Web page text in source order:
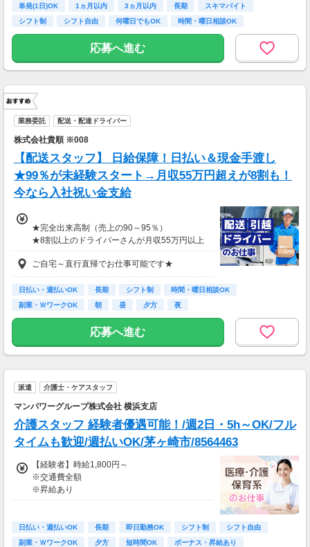
月収15万円～25万円
■主婦Cさん（月100時間程度）
月収20万円以上
現在活躍中のライバーの多くは会社員や主婦の
方。
本業や家庭と両立しながら副業として活動され
ています。
通勤時間ゼロだから、本業やプライベートとの
両立もラクラク♪
単発(1日)OK 1ヵ月以内 3ヵ月以内 長期
スキマバイト
シフト制
シフト自由 何曜日でもOK 時間・曜日相談OK
応募へ進む
業務委託 配送・配達ドライバー
株式会社貴順 ※008
【配送スタッフ】 日給保障！日払い＆現金手渡し
★99％が未経験スタート→月収55万円超えが8割も！
今なら入社祝い金支給
★完全出来高制（売上の90～95％）
★8割以上のドライバーさんが月収55万円以上
★支度金5～25万円補助あり（規定有）
★選べる入社祝い金アリ
⇒「初回稼働1か月後に3万円」or「1年後に10
万円」or「2年後に20万円」選べます！
ご都合にあわせてルートや個数は調整可能！
※1日2万円保証の案件もあり！
＊現金手渡し・日払いご相談OK
＊前払い制度あり（稼働分のみ）
【日収例】
1万9000円
【月額報酬例】
売上65万2800円(1個160円×170個×24日)×90％
※上記は一例です。
ご自宅～直行直帰でお仕事可能です★
日払い・週払いOK 長期 シフト制
時間・曜日相談OK
副業・ＷワークOK
朝 昼 夕方 夜
応募へ進む
派遣 介護士・ケアスタッフ
マンパワーグループ株式会社 横浜支店
介護スタッフ 経験者優遇可能！/週2日・5h～OK/フル
タイムも歓迎/週払いOK/茅ヶ崎市/8564463
【経験者】時給1,800円～
※交通費全額
※昇給あり
◎日勤／経験者の場合
・日収(1,800*8)円（時給1,800円×8h）
日払い・週払いOK 長期 即日勤務OK シフト制
シフト自由
副業・ＷワークOK
夕方 短時間OK ボーナス・昇給あり